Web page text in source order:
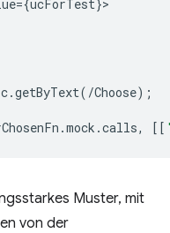
={ucForTest}
c.getByText( /Choose);
.mock .calls, [[
Muster, mit
von der